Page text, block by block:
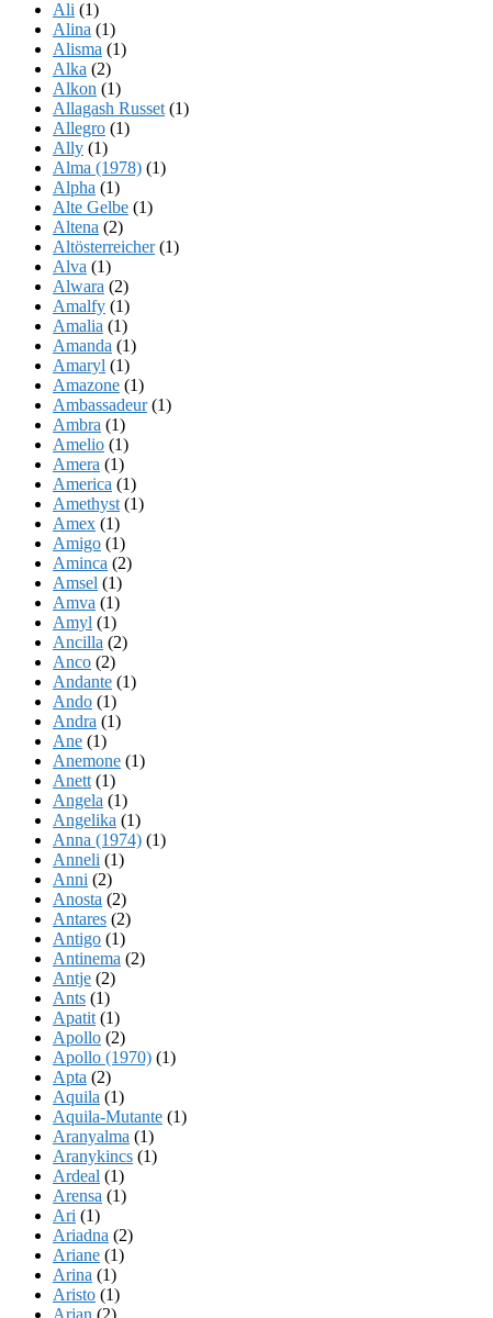
Ali (1)
Alina (1)
Alisma (1)
Alka (2)
Alkon (1)
Allagash Russet (1)
Allegro (1)
Ally (1)
Alma (1978) (1)
Alpha (1)
Alte Gelbe (1)
Altena (2)
Altösterreicher(1)
Alva (1)
Alwara (2)
Amalfy (1)
Amalia (1)
Amanda (1)
Amaryl (1)
Amazone (1)
Ambassadeur(1)
Ambra (1)
Amelio (1)
Amera (1)
America (1)
Amethyst (1)
Amex (1)
Amigo (1)
Aminca (2)
Amsel (1)
Amva (1)
Amyl (1)
Ancilla (2)
Anco (2)
Andante (1)
Ando (1)
Andra (1)
Ane (1)
Anemone (1)
Anett (1)
Angela (1)
Angelika (1)
Anna (1974) (1)
Anneli (1)
Anni (2)
Anosta (2)
Antares (2)
Antigo (1)
Antinema (2)
Antje (2)
Ants (1)
Apatit (1)
Apollo (2)
Apollo (1970) (1)
Apta (2)
Aquila (1)
Aquila-Mutante (1)
Aranyalma (1)
Aranykincs (1)
Ardeal (1)
Arensa (1)
Ari (1)
Ariadna (2)
Ariane (1)
Arina (1)
Aristo (1)
Arjan (2)